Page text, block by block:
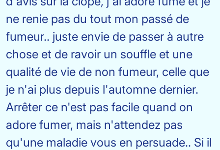
ne renie pas du tout mon passé de
fumeur.. juste envie de passer à autre
chose et de ravoir un souffle et une
qualité de vie de non fumeur, celle que
je n'ai plus depuis l'automne dernier.
Arrêter ce n'est pas facile quand on
adore fumer, mais n'attendez pas
qu'une maladie vous en persuade.. Si il